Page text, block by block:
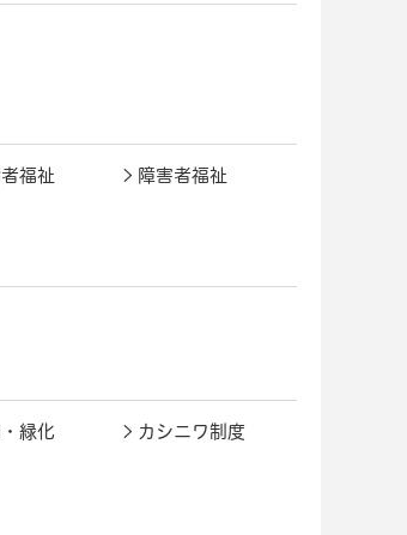
福祉 障害者福祉
緑化 カシニワ制度